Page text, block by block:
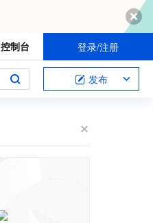
控制台 登录/注册
发布